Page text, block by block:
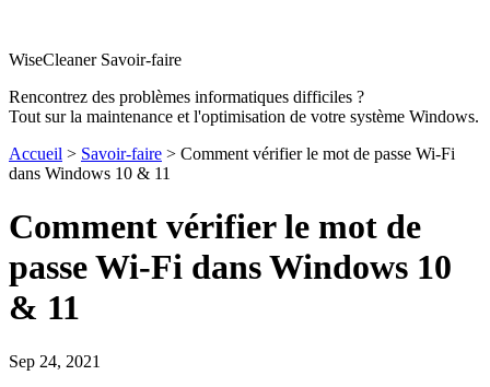
WiseCleaner Savoir-faire
Rencontrez des problèmes informatiques difficiles ?
Tout sur la maintenance et l'optimisation de votre système Windows.
Accueil > Savoir-faire > Comment vérifier le mot de passe Wi-Fi
dans Windows 10 & 11
Comment vérifier le mot de
passe Wi-Fi dans Windows 10
& 11
Sep 24, 2021